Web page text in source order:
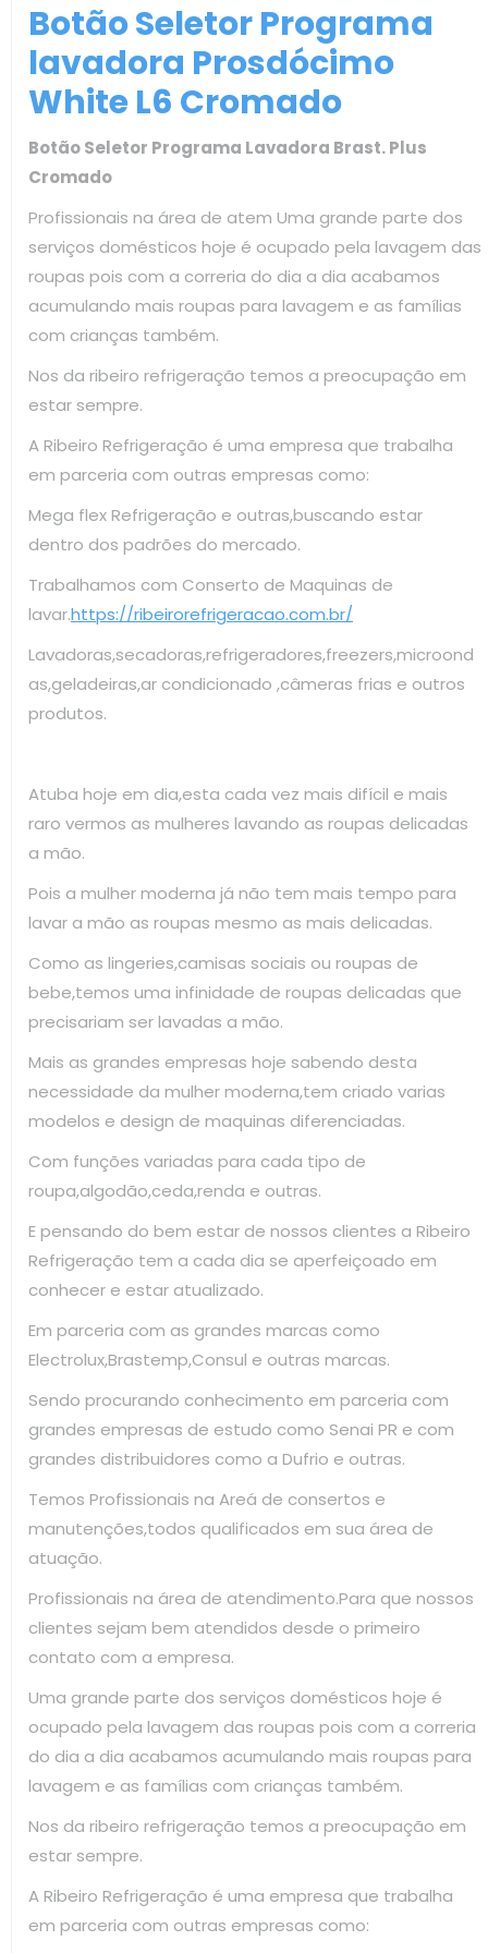
Botão Seletor Programa
lavadora Prosdócimo
White L6 Cromado
Botão Seletor Programa Lavadora Brast. Plus
Cromado
Profissionais na área de atem Uma grande parte dos
serviços domésticos hoje é ocupado pela lavagem das
roupas pois com a correria do dia a dia acabamos
acumulando mais roupas para lavagem e as famílias
com crianças também.
Nos da ribeiro refrigeração temos a preocupação em
estar sempre.
A Ribeiro Refrigeração é uma empresa que trabalha
em parceria com outras empresas como:
Mega flex Refrigeração e outras,buscando estar
dentro dos padrões do mercado.
Trabalhamos com Conserto de Maquinas de
lavar.https://ribeirorefrigeracao.com.br/
Lavadoras,secadoras,refrigeradores,freezers,microond
as,geladeiras,ar condicionado ,câmeras frias e outros
produtos.
Atuba hoje em dia,esta cada vez mais difícil e mais
raro vermos as mulheres lavando as roupas delicadas
a mão.
Pois a mulher moderna já não tem mais tempo para
lavar a mão as roupas mesmo as mais delicadas.
Como as lingeries,camisas sociais ou roupas de
bebe,temos uma infinidade de roupas delicadas que
precisariam ser lavadas a mão.
Mais as grandes empresas hoje sabendo desta
necessidade da mulher moderna,tem criado varias
modelos e design de maquinas diferenciadas.
Com funções variadas para cada tipo de
roupa,algodão,ceda,renda e outras.
E pensando do bem estar de nossos clientes a Ribeiro
Refrigeração tem a cada dia se aperfeiçoado em
conhecer e estar atualizado.
Em parceria com as grandes marcas como
Electrolux,Brastemp,Consul e outras marcas.
Sendo procurando conhecimento em parceria com
grandes empresas de estudo como Senai PR e com
grandes distribuidores como a Dufrio e outras.
Temos Profissionais na Areá de consertos e
manutenções,todos qualificados em sua área de
atuação.
Profissionais na área de atendimento.Para que nossos
clientes sejam bem atendidos desde o primeiro
contato com a empresa.
Uma grande parte dos serviços domésticos hoje é
ocupado pela lavagem das roupas pois com a correria
do dia a dia acabamos acumulando mais roupas para
lavagem e as famílias com crianças também.
Nos da ribeiro refrigeração temos a preocupação em
estar sempre.
A Ribeiro Refrigeração é uma empresa que trabalha
em parceria com outras empresas como: